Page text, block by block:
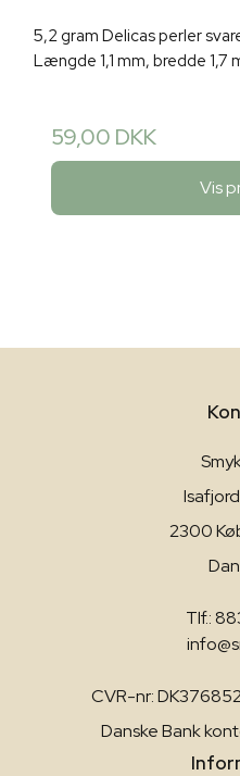
5,2 gram Delicas perler
Længde 1,1 mm, bredde 1,7
59,00 DKK
Vis
2300
Tlf.:
CVR-nr:
Danske Bank